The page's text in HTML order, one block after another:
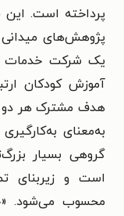
پرداخته است.
پژوهش‌های
یک شرکت خدمات
آموزش کودکان
هدف مشترک هر دو
به‌معنای
گروهی بسیار
است و زیربنای
محسوب می‌شود.